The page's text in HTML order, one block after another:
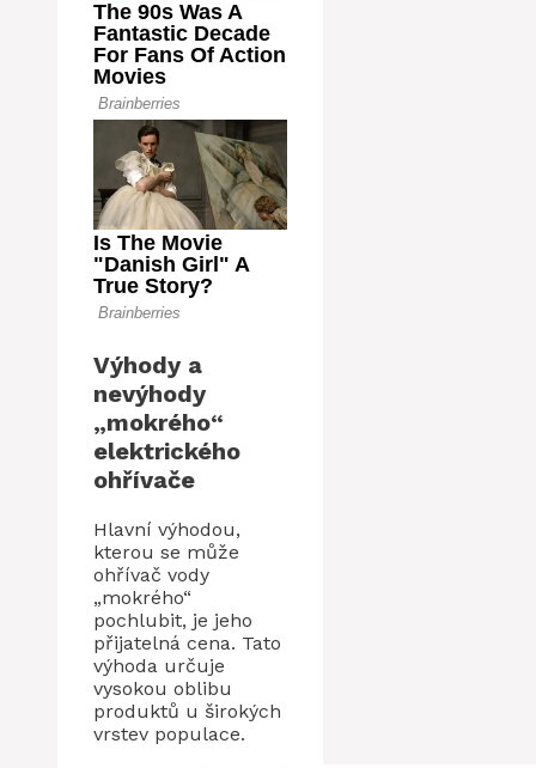
Výhody a
nevýhody
„mokrého“
elektrického
ohřívače
Hlavní výhodou,
kterou se může
ohřívač vody
„mokrého“
pochlubit, je jeho
přijatelná cena. Tato
výhoda určuje
vysokou oblibu
produktů u širokých
vrstev populace.